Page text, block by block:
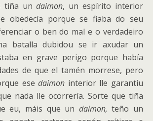
tiña undaimon, un espírito interior
obedecía porque se fiaba do seu
o ben do mal e o verdadeiro
batalla dubidou se ir axudar un
en grave perigo porque había
de que el tamén morrese, pero
esedaimon interior lle garantiu
nada lle ocorrería. Sorte que tiña
eu, máis que un daimon, teño un